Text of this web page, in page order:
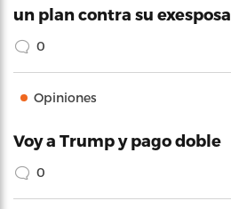
un plan contra su
0
Opiniones
Voy a Trump y pago doble
0